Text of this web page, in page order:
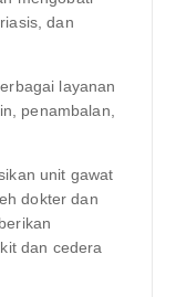
dan
layanan
penambalan,
unit gawat
dokter dan
dan cedera